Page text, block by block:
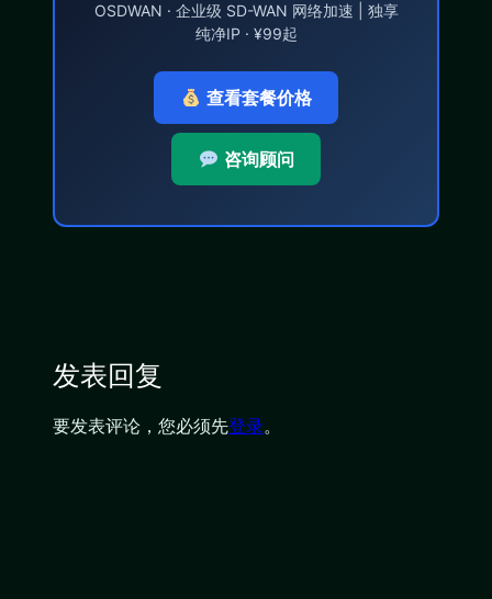
OSDWAN · 企业级 SD-WAN 网络加速 | 独享
纯净IP · ¥99起
查看套餐价格
咨询顾问
发表回复
要发表评论，您必须先登录。